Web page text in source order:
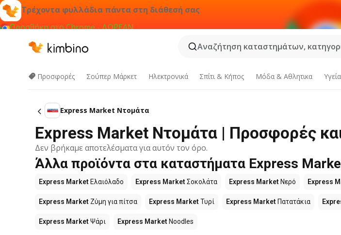
Τρέχοντα φυλλάδια πάντα στη διάθεσή σας
Προσθήκη στο Chrome - ΔΩΡΕΑΝ
Αναζήτηση καταστημάτων,
Προσφορές Σούπερ Μάρκετ Hλεκτρονικά Σπίτι & Κήπος Μόδα & Aθλητικα
Express Market Ντομάτα
Express Market Ντομάτα | Προσφορές
Δεν βρήκαμε αποτελέσματα για αυτόν τον όρο.
Άλλα προϊόντα στα καταστήματα Express
Express Market Ελαιόλαδο Express MarketΣοκολάτα Express Market Νερό Express
Express Market Ζύμη για πίτσα Express MarketΤυρί Express Market Πατατάκια
Express MarketΨάρι Express Market Noodles